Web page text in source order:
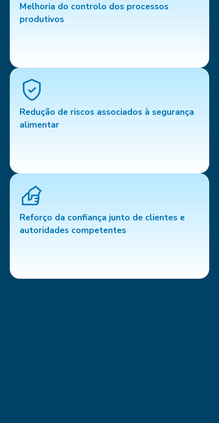
Melhoria do controlo dos processos
produtivos
Redução de riscos associados à segurança
alimentar
Reforço da confiança junto de clientes e
autoridades competentes